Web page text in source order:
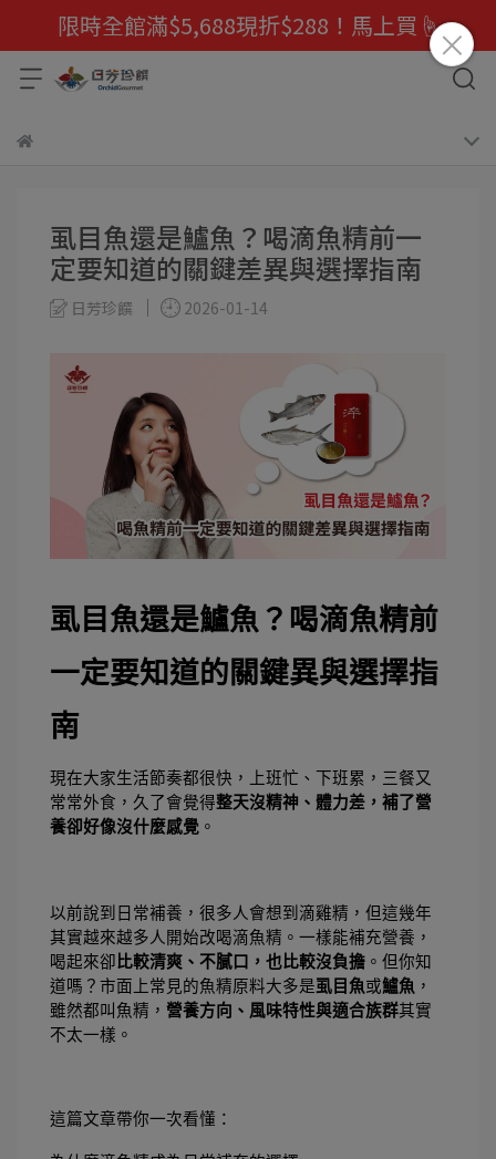
限時全館滿$5,688現折$288！馬上買☝️
虱目魚還是鱸魚？喝滴魚精前一
定要知道的關鍵差異與選擇指南
日芳珍饌 2026-01-14
虱目魚還是鱸魚？喝滴魚精前
一定要知道的關鍵異與選擇指
南
現在大家生活節奏都很快，上班忙、下班累，三餐又
常常外食，久了會覺得整天沒精神、體力差，補了營
養卻好像沒什麼感覺 。
以前說到日常補養，很多人會想到滴雞精，但這幾年
其實越來越多人開始改喝滴魚精。一樣能補充營養，
喝起來卻比較清爽、不膩口，也比較沒負擔 。 但你知
道嗎？市面上常見的魚精原料大多是虱目魚或鱸魚 ，
雖然都叫魚精， 營養方向、風味特性與適合族群其實
不太一樣。
這篇文章帶你一次看懂：